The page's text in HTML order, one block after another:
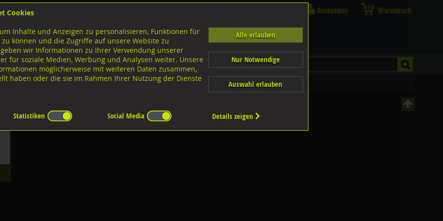
Anmelden Warenkorb
Cookies
Inhalte und Anzeigen zu personalisieren, Funktionen für
können und die Zugriffe auf unsere Website zu
wir Informationen zu Ihrer Verwendung unserer
für soziale Medien, Werbung und Analysen weiter. Unsere
möglicherweise mit weiteren Daten zusammen,
haben oder die sie im Rahmen Ihrer Nutzung der Dienste
Alle erlauben
Nur Notwendige
Auswahl erlauben
Statistiken Social Media Details zeigen